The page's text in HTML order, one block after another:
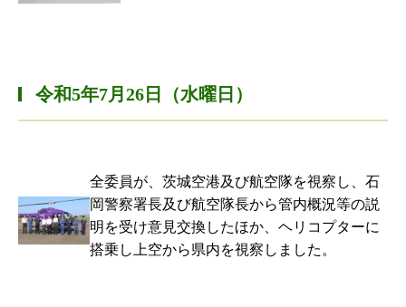
令和5年7月26日（水曜日）
全委員が、茨城空港及び航空隊を視察し、石
岡警察署長及び航空隊長から管内概況等の説
明を受け意見交換したほか、ヘリコプターに
搭乗し上空から県内を視察しました。